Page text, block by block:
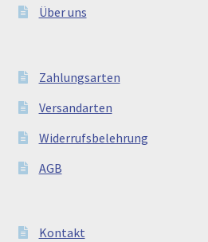
Über uns
Zahlungsarten
Versandarten
Widerrufsbelehrung
AGB
Kontakt